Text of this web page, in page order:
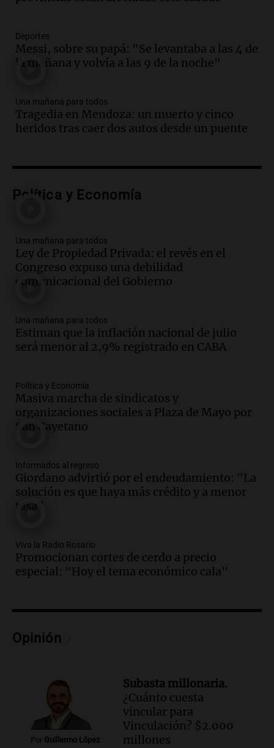
celebración única: 30.000 turistas y el
Una mañana para todos
Episodios
Audio.Borges, abogada de Pourrain:
Una mañana para todos
Episodios
Voluntarios limpiaron 9.000
800 kilos de basura por jornada
Episodios
contrato de Leo con Barcelona
Una mañana para todos
Episodios
Una mañana para todos
Episodios
El orgullo y el sueño argentino de
Vargas en 2007
Una mañana para todos
Episodios
Audio.El abuelo de Agostina Vega, tras
todos tenían algo que ver"
Una mañana para todos
Episodios
Audio.
Una mañana para todos
Episodios
para poder seguir viviend
Una mañana para todos
Episodios
Audio.
Estiman que la inflación nacional
de julio será menor al 2,9% registrado
Deportes
Messi, sobre su papá: "Se levantaba a las 4 de
la mañana y volvía a las 9 de la noche"
Una mañana para todos
Tragedia en Mendoza: un muerto y cinco
heridos tras caer dos autos desde un puente
Política y Economía
Una mañana para todos
Ley de Propiedad Privada: el revés en el
Congreso expuso una debilidad
comunicacional del Gobierno
Una mañana para todos
Estiman que la inflación nacional de julio
será menor al 2,9% registrado en CABA
Política y Economía
Masiva marcha de sindicatos y
organizaciones sociales a Plaza de Mayo por
San Cayetano
Informados al regreso
Giordano advirtió por el endeudamiento: "La
solución es que haya más crédito y a menor
tasa"
Viva la Radio Rosario
Promocionan cortes de cerdo a precio
especial: "Hoy el tema económico cala"
Opinión
Por Guillermo López
Subasta millonaria.
¿Cuánto cuesta
vincular para
Vinculación? $2.000
millones